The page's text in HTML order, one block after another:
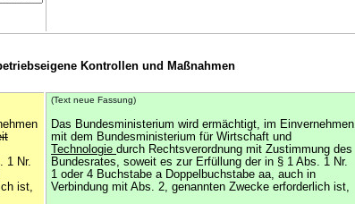
Kontrollen und Maßnahmen
1 Nr.
ist,
(Text neue Fassung)
Das Bundesministerium wird ermächtigt, im Einvernehmen
mit dem Bundesministerium für Wirtschaft und
Technologie durch Rechtsverordnung mit Zustimmung des
Bundesrates, soweit es zur Erfüllung der in § 1 Abs. 1 Nr.
1 oder 4 Buchstabe a Doppelbuchstabe aa, auch in
Verbindung mit Abs. 2, genannten Zwecke erforderlich ist,